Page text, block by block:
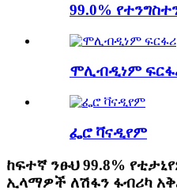
99.0%
ሞሊብዲነም
ፌሮ ቫናዲየም
ከፍተኛ ንፁህ 99.8%
ኢላማዎች ለሽፋን ፋብሪካ